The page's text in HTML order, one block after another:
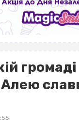
громаді
Алею